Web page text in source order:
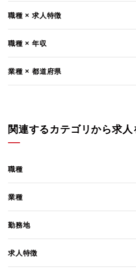
職種 × 求人特徴
職種 × 年収
業種 × 都道府県
関連するカテゴリから求人
職種
業種
勤務地
求人特徴